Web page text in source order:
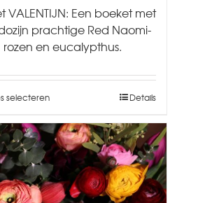
VALENTIJN: Een boeket met
prachtige Red Naomi-
rozen en eucalypthus.
selecteren Details